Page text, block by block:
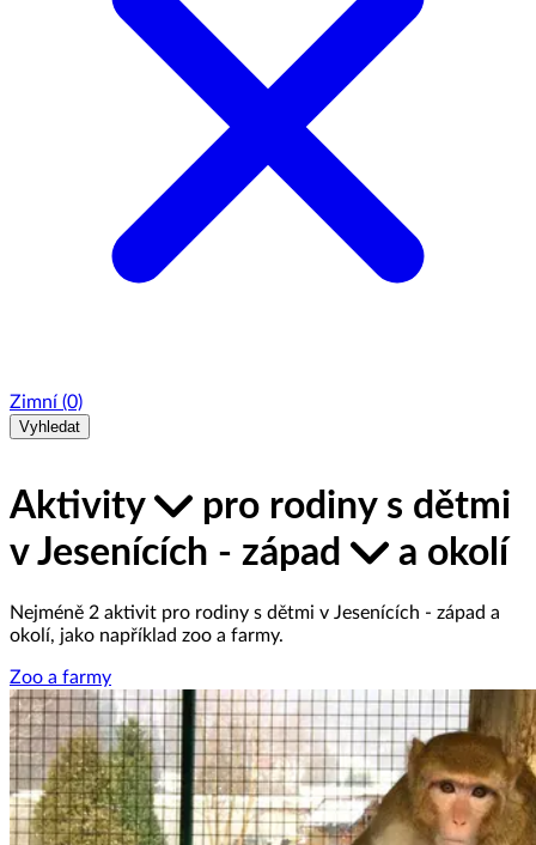
Zimní (0)
Vyhledat
Aktivity
pro rodiny s dětmi
v Jesenících - západ
a okolí
Nejméně 2 aktivit pro rodiny s dětmi v Jesenících - západ a
okolí, jako například zoo a farmy.
Zoo a farmy